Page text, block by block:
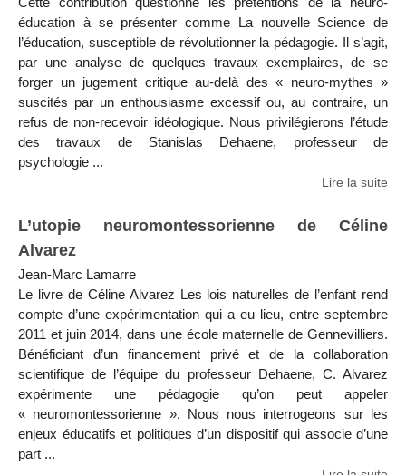
éducation à se présenter comme La nouvelle Science de
l’éducation, susceptible de révolutionner la pédagogie. Il s’agit,
par une analyse de quelques travaux exemplaires, de se
forger un jugement critique au-delà des « neuro-mythes »
suscités par un enthousiasme excessif ou, au contraire, un
refus de non-recevoir idéologique. Nous privilégierons l’étude
des travaux de Stanislas Dehaene, professeur de
psychologie ...
Lire la suite
L’utopie neuromontessorienne de Céline
Alvarez
Jean-Marc Lamarre
Le livre de Céline Alvarez Les lois naturelles de l’enfant rend
compte d’une expérimentation qui a eu lieu, entre septembre
2011 et juin 2014, dans une école maternelle de Gennevilliers.
Bénéficiant d’un financement privé et de la collaboration
scientifique de l’équipe du professeur Dehaene, C. Alvarez
expérimente une pédagogie qu’on peut appeler
« neuromontessorienne ». Nous nous interrogeons sur les
enjeux éducatifs et politiques d’un dispositif qui associe d’une
part ...